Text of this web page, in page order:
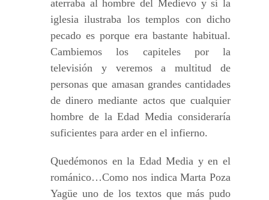
aterraba al hombre del Medievo y si la
iglesia ilustraba los templos con dicho
pecado es porque era bastante habitual.
Cambiemos los capiteles por la
televisión y veremos a multitud de
personas que amasan grandes cantidades
de dinero mediante actos que cualquier
hombre de la Edad Media consideraría
suficientes para arder en el infierno.
Quedémonos en la Edad Media y en el
románico…Como nos indica Marta Poza
Yagüe uno de los textos que más pudo